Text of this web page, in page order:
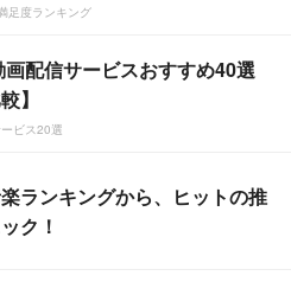
足度ランキング
配信サービスおすすめ40選
】
ビス20選
ランキングから、ヒットの推
ク！